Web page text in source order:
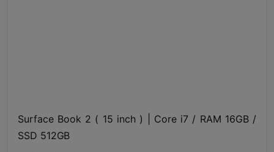
Surface Book 2 ( 15 inch ) | Core i7 / RAM 16GB /
SSD 512GB